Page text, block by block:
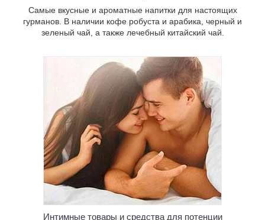
Самые вкусные и ароматные напитки для настоящих
гурманов. В наличии кофе робуста и арабика, черный и
зеленый чай, а также лечебный китайский чай.
Интимные товары и средства для потенции